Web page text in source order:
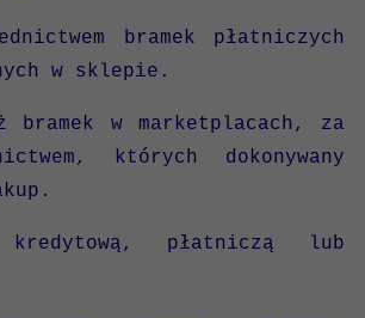
bramek płatniczych
w sklepie.
bramek w marketplacach, za
których dokonywany
płatniczą lub